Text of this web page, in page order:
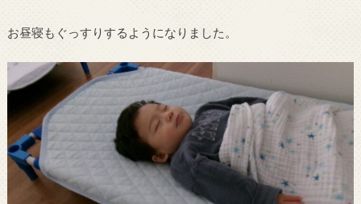
お昼寝もぐっすりするようになりました。